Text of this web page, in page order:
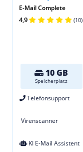
E-Mail Complete
4,9 (10)
10 GB
Speicherplatz
Telefonsupport
Virenscanner
KI E-Mail Assistent